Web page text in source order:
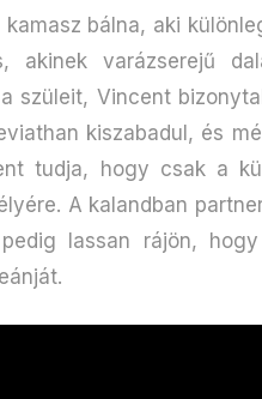
bálna, aki
akinek varázserejű
szüleit, Vincent
kiszabadul, és
tudja, hogy csak a
A kalandban
lassan rájön,